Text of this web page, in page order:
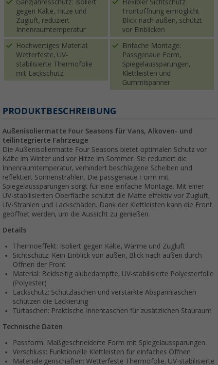
Ganzjahresschutz: Isoliert
gegen Kälte, Hitze und
Zugluft, reduziert
Innenraumtemperatur
Flexibler Sichtschutz:
Frontöffnung ermöglicht
Blick nach außen, schützt
vor Einblicken
Hochwertiges Material:
Wetterfeste, UV-
stabilisierte Thermofolie
mit Lackschutz
Einfache Montage:
Passgenaue Form,
Spiegelaussparungen,
Klettleisten und
Gummispanner
PRODUKTBESCHREIBUNG
Außenisoliermatte Four Seasons für Vans, Alkoven- und
teilintegrierte Fahrzeuge
Die Außenisoliermatte Four Seasons bietet optimalen Schutz vor
Kälte im Winter und vor Hitze im Sommer. Sie reduziert die
Innenraumtemperatur, verhindert beschlagene Scheiben und
reflektiert Sonnenstrahlen. Die passgenaue Form mit
Spiegelaussparungen sorgt für eine einfache Montage. Mit einer
UV-stabilisierten Oberfläche schützt die Matte effektiv vor Zugluft,
UV-Strahlen und Lackschäden. Dank der Klettleisten kann die Front
geöffnet werden, um die Aussicht zu genießen.
Details
Thermoeffekt: Isoliert gegen Kälte, Wärme und Zugluft
Sichtschutz: Kein Einblick von außen, Blick nach außen durch
Öffnen der Front
Material: Beidseitig alubedampfte, UV-stabilisierte Polyesterfolie
(Polyester)
Lackschutz: Schutzlaschen und verstärkte Abspannlaschen
schützen die Lackierung
Türtaschen: Praktische Innentaschen für zusätzlichen Stauraum
Technische Daten
Passform: Maßgeschneiderte Form mit Spiegelaussparungen.
Verschluss: Funktionelle Klettleisten für einfaches Öffnen
Materialeigenschaften: Wetterfeste Thermofolie, UV-stabilisierte